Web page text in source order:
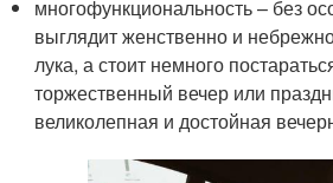
многофункциональность – без
выглядит женственно и
лука, а стоит немного
торжественный вечер или
великолепная и достойная